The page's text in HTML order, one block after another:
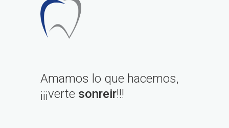
Amamos lo que hacemos,
¡¡¡verte sonreir!!!